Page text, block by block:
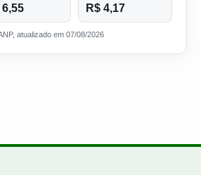
6,55 R$ 4,17
atualizado em 07/08/2026